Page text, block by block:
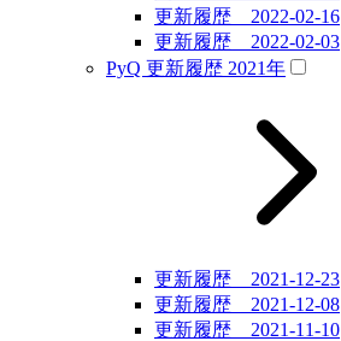
更新履歴 2022-02-16
更新履歴 2022-02-03
PyQ 更新履歴 2021年
更新履歴 2021-12-23
更新履歴 2021-12-08
更新履歴 2021-11-10